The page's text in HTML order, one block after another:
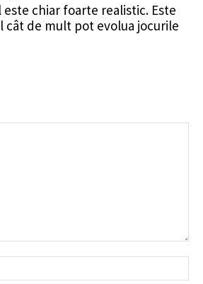
este chiar foarte realistic. Este
cât de mult pot evolua jocurile